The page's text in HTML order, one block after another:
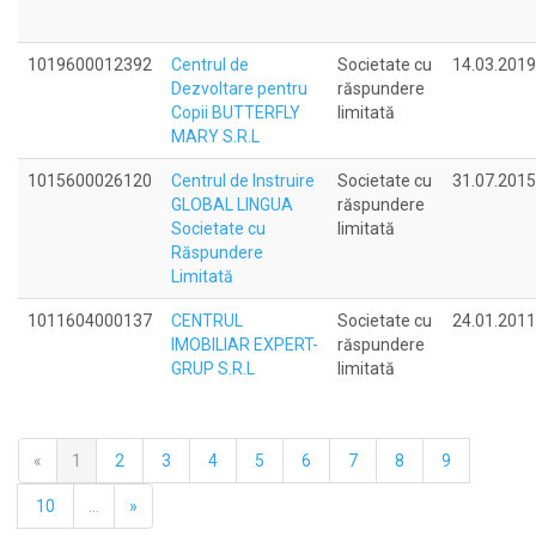
1019600012392
Centrul de
Dezvoltare pentru
Copii BUTTERFLY
MARY S.R.L
Societate cu
răspundere
limitată
14.03.2019
1015600026120
Centrul de Instruire
GLOBAL LINGUA
Societate cu
Răspundere
Limitată
Societate cu
răspundere
limitată
31.07.2015
1011604000137
CENTRUL
IMOBILIAR EXPERT-
GRUP S.R.L
Societate cu
răspundere
limitată
24.01.2011
« 1 2 3 4 5 6 7 8 9
10 »